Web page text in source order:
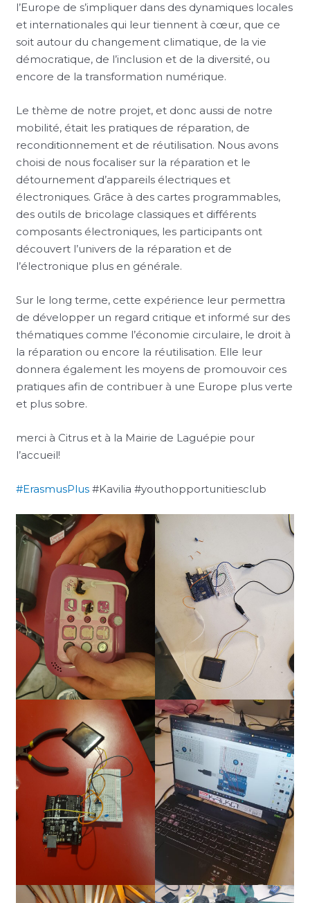
l’Europe de s’impliquer dans des dynamiques locales
et internationales qui leur tiennent à cœur, que ce
soit autour du changement climatique, de la vie
démocratique, de l’inclusion et de la diversité, ou
encore de la transformation numérique.
Le thème de notre projet, et donc aussi de notre
mobilité, était les pratiques de réparation, de
reconditionnement et de réutilisation. Nous avons
choisi de nous focaliser sur la réparation et le
détournement d’appareils électriques et
électroniques. Grâce à des cartes programmables,
des outils de bricolage classiques et différents
composants électroniques, les participants ont
découvert l’univers de la réparation et de
l’électronique plus en générale.
Sur le long terme, cette expérience leur permettra
de développer un regard critique et informé sur des
thématiques comme l’économie circulaire, le droit à
la réparation ou encore la réutilisation. Elle leur
donnera également les moyens de promouvoir ces
pratiques afin de contribuer à une Europe plus verte
et plus sobre.
merci à Citrus et à la Mairie de Laguépie pour
l’accueil!
#ErasmusPlus #Kavilia #youthopportunitiesclub